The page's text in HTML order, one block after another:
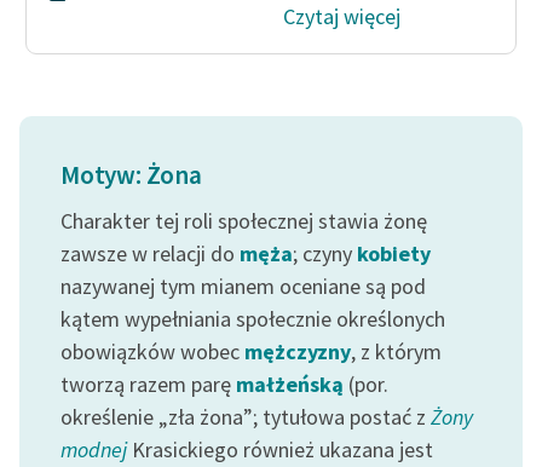
Popularyzacja
twórców przechodzących
do domeny publicznej,
lektur szkolnych oraz
Starego Testamentu
Odkurzamy bohaterów
Szkoła Poezji Wolnych
Lektur
Czytaj więcej
Motyw: Żona
Charakter tej roli społecznej stawia żonę
zawsze w relacji do męża; czyny kobiety
nazywanej tym mianem oceniane są pod
kątem wypełniania społecznie określonych
obowiązków wobec mężczyzny, z którym
tworzą razem parę małżeńską (por.
określenie „zła żona”; tytułowa postać z Żony
modnejKrasickiego również ukazana jest